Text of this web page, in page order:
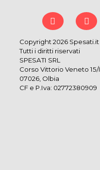
Copyright 2026 Spesati.it
Tutti i diritti riservati
SPESATI SRL
Corso Vittorio Veneto 15/I,
07026, Olbia
CF e P.Iva: 02772380909